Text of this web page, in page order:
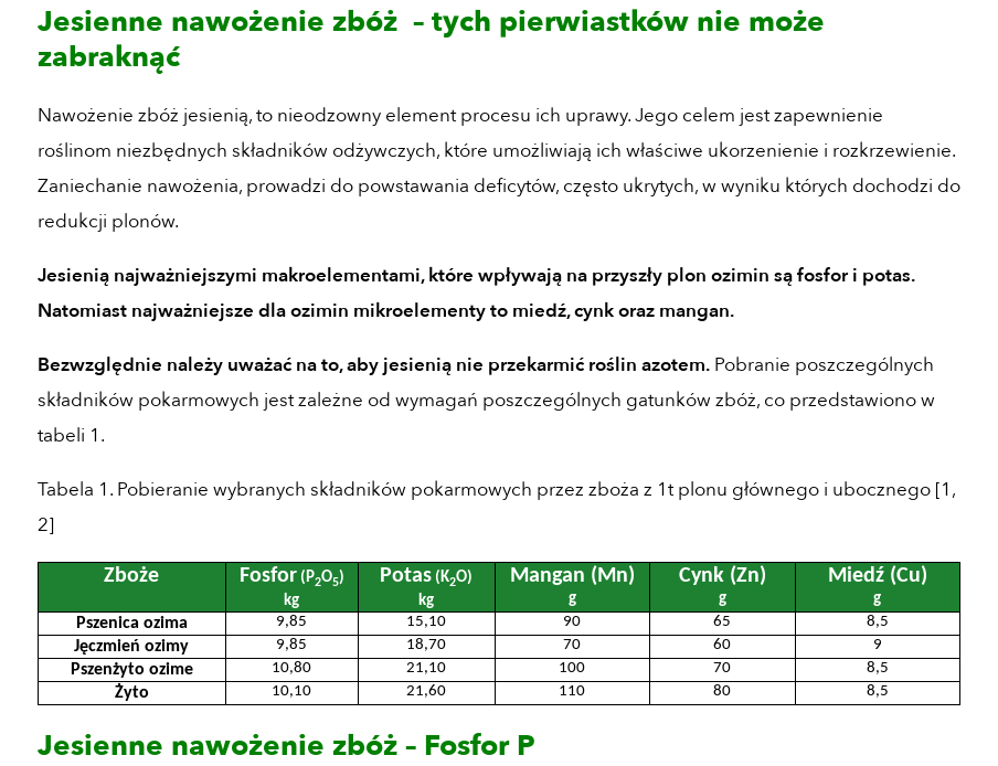
Jesienne nawożenie zbóż – tych pierwiastków nie może
zabraknąć
Nawożenie zbóż jesienią, to nieodzowny element procesu ich uprawy. Jego celem jest zapewnienie
roślinom niezbędnych składników odżywczych, które umożliwiają ich właściwe ukorzenienie i rozkrzewienie.
Zaniechanie nawożenia, prowadzi do powstawania deficytów, często ukrytych, w wyniku których dochodzi do
redukcji plonów.
Jesienią najważniejszymi makroelementami, które wpływają na przyszły plon ozimin są fosfor i potas.
Natomiast najważniejsze dla ozimin mikroelementy to miedź, cynk oraz mangan.
Bezwzględnie należy uważać na to, aby jesienią nie przekarmić roślin azotem.Pobranie poszczególnych
składników pokarmowych jest zależne od wymagań poszczególnych gatunków zbóż, co przedstawiono w
tabeli 1.
Tabela 1. Pobieranie wybranych składników pokarmowych przez zboża z 1t plonu głównego i ubocznego [1,
2]
Zboże Fosfor(P2O5)
kg
Potas (K2O)
kg
Mangan (Mn)
g
Cynk (Zn)
g
Miedź (Cu)
g
Pszenica ozima 9,85 15,10 90 65 8,5
Jęczmień ozimy 9,85 18,70 70 60 9
Pszenżyto ozime 10,80 21,10 100 70 8,5
Żyto 10,10 21,60 110 80 8,5
Jesienne nawożenie zbóż – Fosfor P